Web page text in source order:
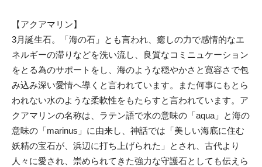
【アクアマリン】
3月誕生石。「海の石」とも言われ、癒しの力で感情的なエ
ネルギーの滞りなどを洗い流し、良質なコミニュケーション
をとる為のサポートをし、海のような穏やかさと寛容さで包
み込み深い愛情へ導くと言われています。また何事にもとら
われない水のような柔軟性をもたらすと言われています。ア
クアマリンの名称は、ラテン語で水の意味の「aqua」と海の
意味の「marinus」に由来し、神話では「美しい海底に住む
妖精の宝石が、浜辺に打ち上げられた」とされ、古代より
人々に愛され、崇められてきた強力な守護石としても伝えら